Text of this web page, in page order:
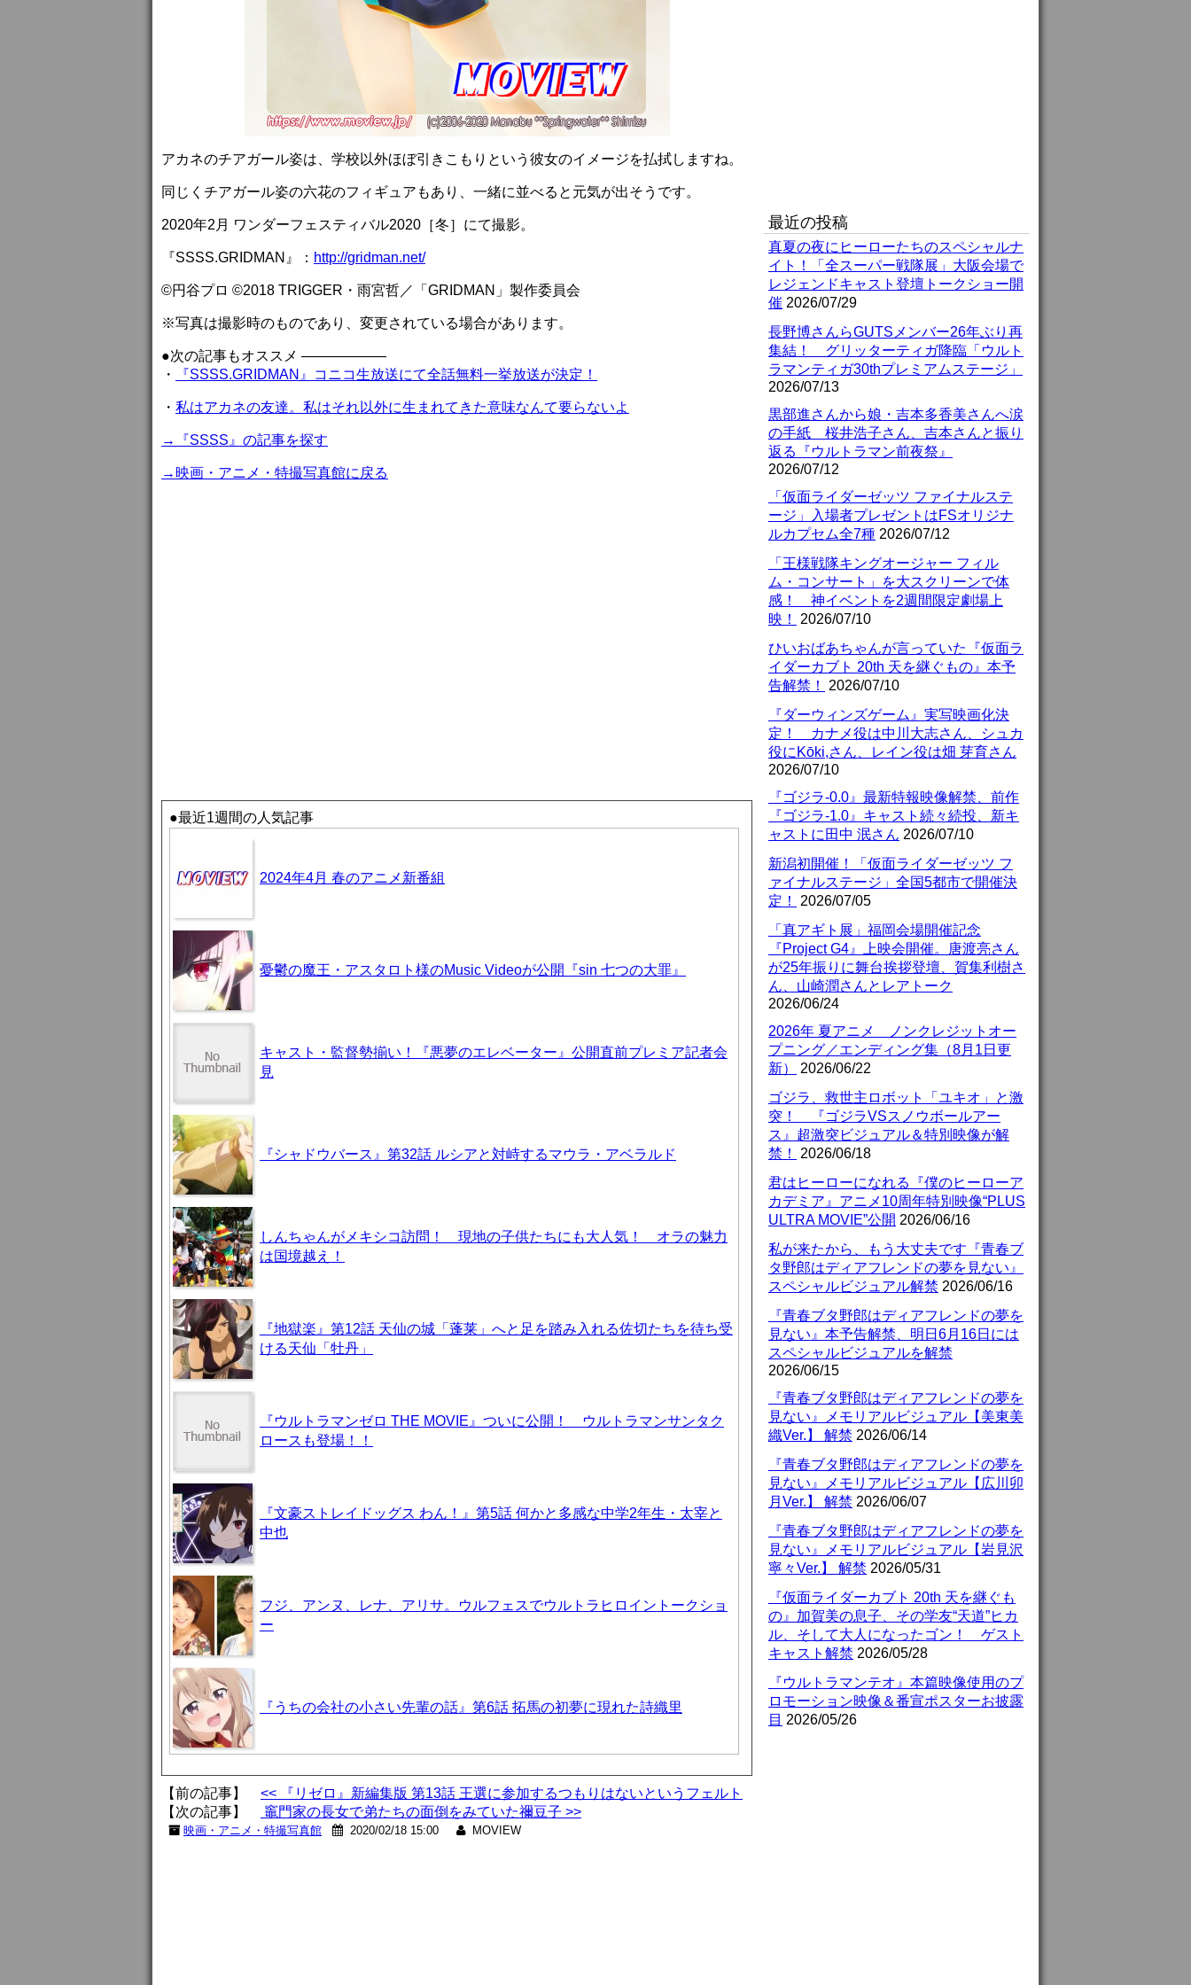
アカネのチアガール姿は、学校以外ほぼ引きこもりという彼女のイメージを払拭しますね。
同じくチアガール姿の六花のフィギュアもあり、一緒に並べると元気が出そうです。
2020年2月 ワンダーフェスティバル2020［冬］にて撮影。
『SSSS.GRIDMAN』： http://gridman.net/
©円谷プロ ©2018 TRIGGER・雨宮哲／「GRIDMAN」製作委員会
※写真は撮影時のものであり、変更されている場合があります。
●次の記事もオススメ ——————
・
『SSSS.GRIDMAN』コニコ生放送にて全話無料一挙放送が決定！
・ 私はアカネの友達。私はそれ以外に生まれてきた意味なんて要らないよ
→『SSSS』の記事を探す
→映画・アニメ・特撮写真館に戻る
●最近1週間の人気記事
2024年4月 春のアニメ新番組
憂鬱の魔王・アスタロト様のMusic Videoが公開『sin 七つの大罪』
キャスト・監督勢揃い！『悪夢のエレベーター』公開直前プレミア記者会
見
『シャドウバース』第32話 ルシアと対峙するマウラ・アベラルド
しんちゃんがメキシコ訪問！ 現地の子供たちにも大人気！ オラの魅力
は国境越え！
『地獄楽』第12話 天仙の城「蓬莱」へと足を踏み入れる佐切たちを待ち受
ける天仙「牡丹」
『ウルトラマンゼロ THE MOVIE』ついに公開！ ウルトラマンサンタク
ロースも登場！！
『文豪ストレイドッグス わん！』第5話 何かと多感な中学2年生・太宰と
中也
フジ、アンヌ、レナ、アリサ。ウルフェスでウルトラヒロイントークショ
ー
『うちの会社の小さい先輩の話』第6話 拓馬の初夢に現れた詩織里
【前の記事】 << 『リゼロ』新編集版 第13話 王選に参加するつもりはないというフェルト
【次の記事】
竈門家の長女で弟たちの面倒をみていた禰豆子 >>
映画・アニメ・特撮写真館 2020/02/18 15:00 MOVIEW
最近の投稿
真夏の夜にヒーローたちのスペシャルナ
イト！「全スーパー戦隊展」大阪会場で
レジェンドキャスト登壇トークショー開
催 2026/07/29
長野博さんらGUTSメンバー26年ぶり再
集結！ グリッターティガ降臨「ウルト
ラマンティガ30thプレミアムステージ」
2026/07/13
黒部進さんから娘・吉本多香美さんへ涙
の手紙 桜井浩子さん、吉本さんと振り
返る『ウルトラマン前夜祭』
2026/07/12
「仮面ライダーゼッツ ファイナルステ
ージ」入場者プレゼントはFSオリジナ
ルカプセム全7種 2026/07/12
「王様戦隊キングオージャー フィル
ム・コンサート」を大スクリーンで体
感！ 神イベントを2週間限定劇場上
映！
2026/07/10
ひいおばあちゃんが言っていた『仮面ラ
イダーカブト 20th 天を継ぐもの』本予
告解禁！
2026/07/10
『ダーウィンズゲーム』実写映画化決
定！ カナメ役は中川大志さん、シュカ
役にKōki,さん、レイン役は畑 芽育さん
2026/07/10
『ゴジラ-0.0』最新特報映像解禁、前作
『ゴジラ-1.0』キャスト続々続投、新キ
ャストに田中 泯さん 2026/07/10
新潟初開催！「仮面ライダーゼッツ フ
ァイナルステージ」全国5都市で開催決
定！
2026/07/05
「真アギト展」福岡会場開催記念
『Project G4』上映会開催。唐渡亮さん
が25年振りに舞台挨拶登壇、賀集利樹さ
ん、山崎潤さんとレアトーク
2026/06/24
2026年 夏アニメ ノンクレジットオー
プニング／エンディング集（8月1日更
新）
2026/06/22
ゴジラ、救世主ロボット「ユキオ」と激
突！ 『ゴジラVSスノウボールアー
ス』超激突ビジュアル＆特別映像が解
禁！
2026/06/18
君はヒーローになれる『僕のヒーローア
カデミア』アニメ10周年特別映像“PLUS
ULTRA MOVIE”公開 2026/06/16
私が来たから、もう大丈夫です『青春ブ
タ野郎はディアフレンドの夢を見ない』
スペシャルビジュアル解禁 2026/06/16
『青春ブタ野郎はディアフレンドの夢を
見ない』本予告解禁、明日6月16日には
スペシャルビジュアルを解禁
2026/06/15
『青春ブタ野郎はディアフレンドの夢を
見ない』メモリアルビジュアル【美東美
織Ver.】 解禁 2026/06/14
『青春ブタ野郎はディアフレンドの夢を
見ない』メモリアルビジュアル【広川卯
月Ver.】 解禁 2026/06/07
『青春ブタ野郎はディアフレンドの夢を
見ない』メモリアルビジュアル【岩見沢
寧々Ver.】 解禁 2026/05/31
『仮面ライダーカブト 20th 天を継ぐも
の』加賀美の息子、その学友“天道”ヒカ
ル、そして大人になったゴン！ ゲスト
キャスト解禁 2026/05/28
『ウルトラマンテオ』本篇映像使用のプ
ロモーション映像＆番宣ポスターお披露
目 2026/05/26